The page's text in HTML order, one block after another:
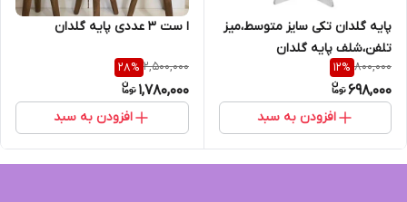
پایه گلدان تکی سایز متوسط،میز
تلفن،شلف پایه گلدان
800,000
12%
698,000
افزودن به سبد
ا ست ۳ عددی پایه گلدان
2,500,000
28%
1,780,000
افزودن به سبد